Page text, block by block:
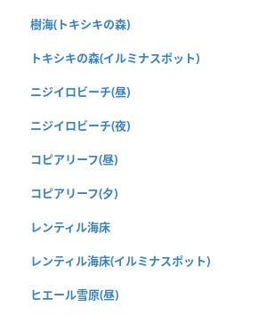
樹海(トキシキの森)
トキシキの森(イルミナスポット)
ニジイロビーチ(昼)
ニジイロビーチ(夜)
コピアリーフ(昼)
コピアリーフ(夕)
レンティル海床
レンティル海床(イルミナスポット)
ヒエール雪原(昼)